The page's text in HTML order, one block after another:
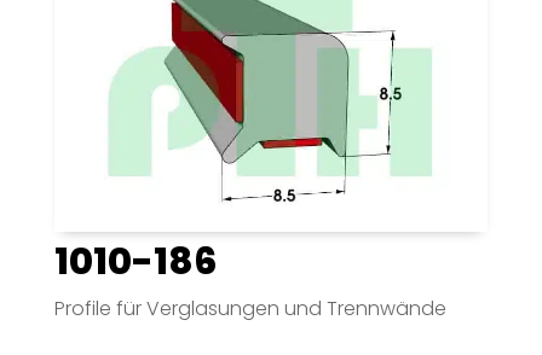
1010-186
Profile für Verglasungen und Trennwände